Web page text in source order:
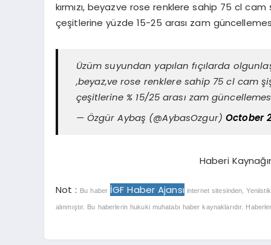
kırmızı, beyazve rose renklere sahip 75 cl
çeşitlerine yüzde 15-25 arası zam
Üzüm suyundan yapılan fıçılarda
,beyaz,ve rose renklere sahip 75 cl cam
çeşitlerine % 15/25 arası zam
— Özgür Aybaş (@AybasOzgur) October
Haberi
Not : Bu haber İGF Haber Ajansı internet sitesinden,
alınmıştır. Bu haberlerin hukuki muhatabı haber kaynaklarıdır.